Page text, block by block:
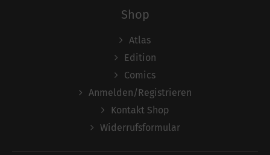
Shop
Atlas
Edition
Comics
Anmelden/Registrieren
Kontakt Shop
Widerrufsformular